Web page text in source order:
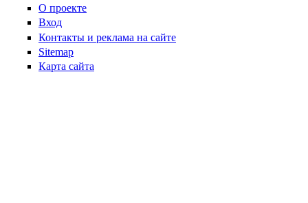
О проекте
Вход
Контакты и реклама на сайте
Sitemap
Карта сайта